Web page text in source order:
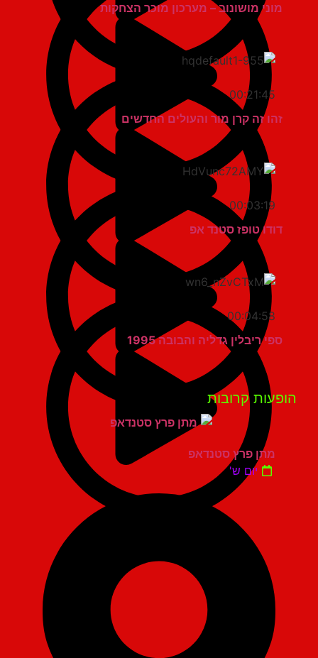
מוני מושונוב – מערכון מוכר הצחקות
00:21:45
זהו זה קרן מור והעולים החדשים
00:03:19
דודו טופז סטנד אפ
00:04:58
ספי ריבלין גדליה והבובה 1995
קרובות
מתן פרץ סטנדאפ
יום ש'